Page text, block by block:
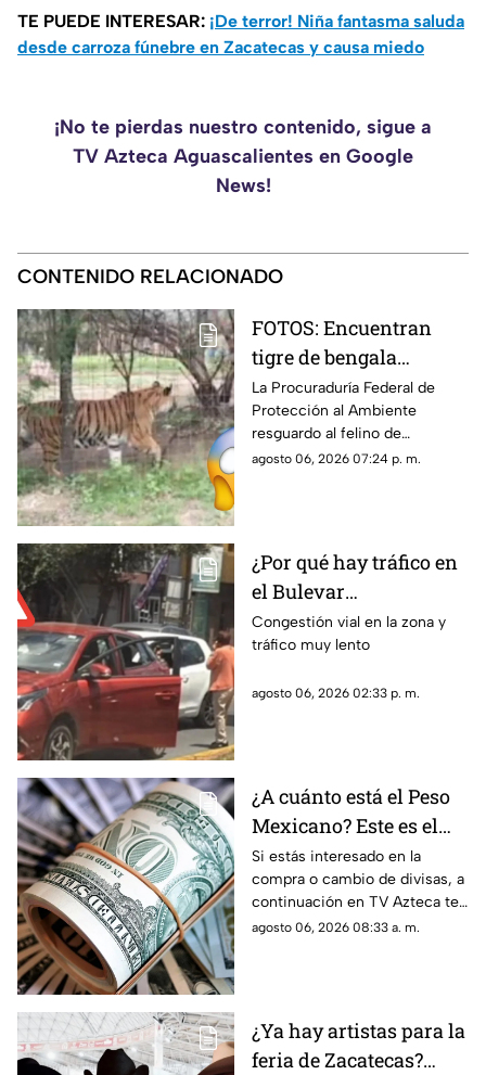
TE PUEDE INTERESAR: ¡De terror! Niña fantasma saluda
desde carroza fúnebre en Zacatecas y causa miedo
¡No te pierdas nuestro contenido, sigue a
TV Azteca Aguascalientes en Google
News!
CONTENIDO RELACIONADO
FOTOS: Encuentran
tigre de bengala
durante operativo en
Zacatecas ¿Era de un
líder criminal?
La Procuraduría Federal de
Protección al Ambiente
resguardo al felino de
aproximadamente dos años de
agosto 06, 2026 07:24 p. m.
¿Por qué hay tráfico en
el Bulevar
Metropolitano?
Reportan percance vial
Zacatecas
Congestión vial en la zona y
tráfico muy lento
agosto 06, 2026 02:33 p. m.
¿A cuánto está el Peso
Mexicano? Este es el
precio del dólar hoy
jueves 6 de agosto en
Zacatecas
Si estás interesado en la
compra o cambio de divisas, a
continuación en TV Azteca te
informamos cuál es el precio
agosto 06, 2026 08:33 a. m.
¿Ya hay artistas para la
feria de Zacatecas?